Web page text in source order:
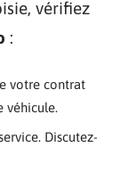
vérifiez
:
votre contrat
véhicule.
Discutez-